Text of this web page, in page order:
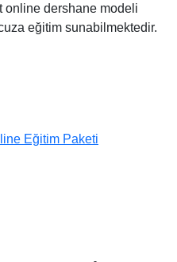
online dershane modeli
eğitim sunabilmektedir.
PREMIUM Online Eğitim